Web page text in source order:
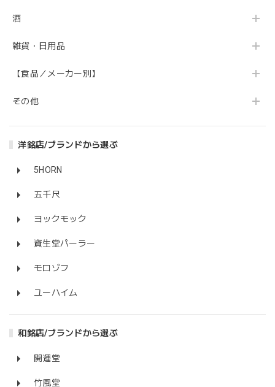
酒
雑貨・日用品
【食品／メーカー別】
その他
洋銘店/ブランドから選ぶ
5HORN
五千尺
ヨックモック
資生堂パーラー
モロゾフ
ユーハイム
和銘店/ブランドから選ぶ
開運堂
竹風堂